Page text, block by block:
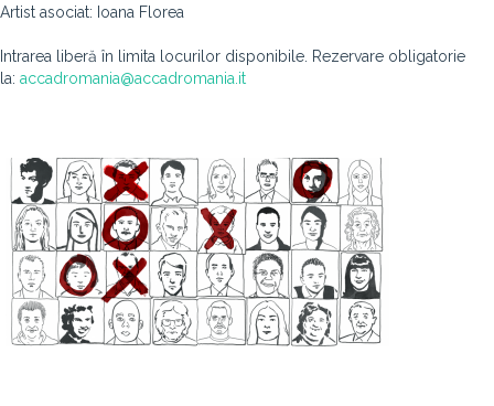
Artist asociat: Ioana Florea
Intrarea liberă în limita locurilor disponibile. Rezervare obligatorie
la: accadromania@accadromania.it